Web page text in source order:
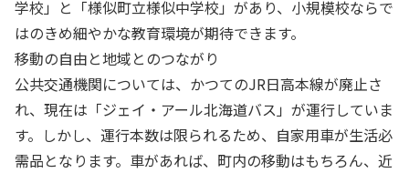
学校」と「様似町立様似中学校」があり、小規模校ならで
はのきめ細やかな教育環境が期待できます。
移動の自由と地域とのつながり
公共交通機関については、かつてのJR日高本線が廃止さ
れ、現在は「ジェイ・アール北海道バス」が運行していま
す。しかし、運行本数は限られるため、自家用車が生活必
需品となります。車があれば、町内の移動はもちろん、近